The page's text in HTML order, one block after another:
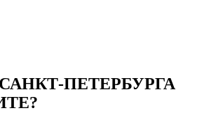
ПЕТЕРБУРГА